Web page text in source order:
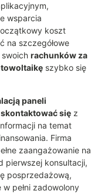
wsparcia
koszt
na szczegółowe
rachunków za
szybko się
paneli
skontaktować się z
na temat
Firma
zaangażowanie na
pierwszej konsultacji,
posprzedażową,
pełni zadowolony